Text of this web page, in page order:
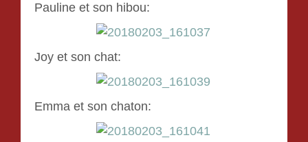
Pauline et son hibou:
Joy et son chat:
Emma et son chaton: